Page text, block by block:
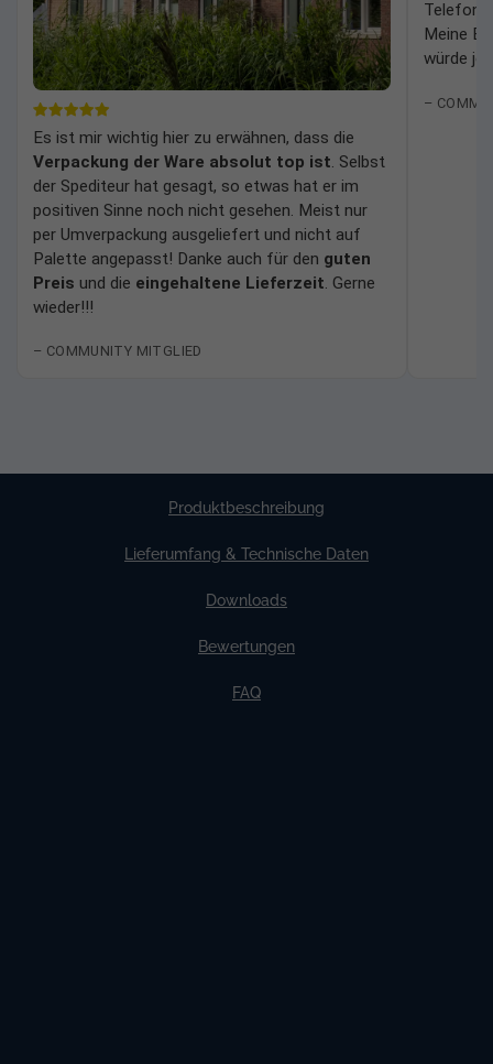
Es ist mir wichtig hier zu erwähnen, dass die
Verpackung der Ware absolut top ist . Selbst
der Spediteur hat gesagt, so etwas hat er im
positiven Sinne noch nicht gesehen. Meist nur
per Umverpackung ausgeliefert und nicht auf
Palette angepasst! Danke auch für den guten
Preis und die eingehaltene Lieferzeit . Gerne
wieder!!!
– COMMUNITY MITGLIED
Meine
würde
–
Produktbeschreibung
Lieferumfang & Technische Daten
Downloads
Bewertungen
FAQ